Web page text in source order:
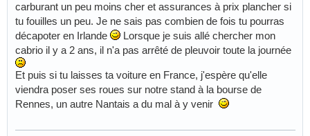
carburant un peu moins cher et assurances à prix plancher si
tu fouilles un peu. Je ne sais pas combien de fois tu pourras
décapoter en Irlande
Lorsque je suis allé chercher mon
cabrio il y a 2 ans, il n'a pas arrêté de pleuvoir toute la journée
Et puis si tu laisses ta voiture en France, j'espère qu'elle
viendra poser ses roues sur notre stand à la bourse de
Rennes, un autre Nantais a du mal à y venir